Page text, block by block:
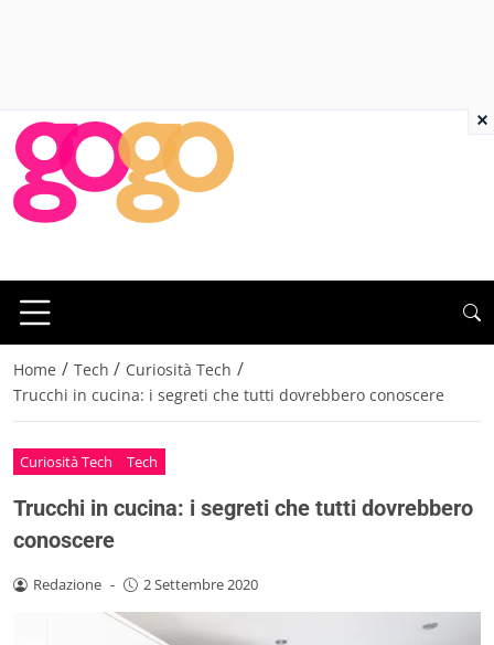
Home / Tech / Curiosità Tech /
Trucchi in cucina: i segreti che tutti dovrebbero conoscere
Curiosità Tech Tech
Trucchi in cucina: i segreti che tutti dovrebbero
conoscere
Redazione - 2 Settembre 2020
×